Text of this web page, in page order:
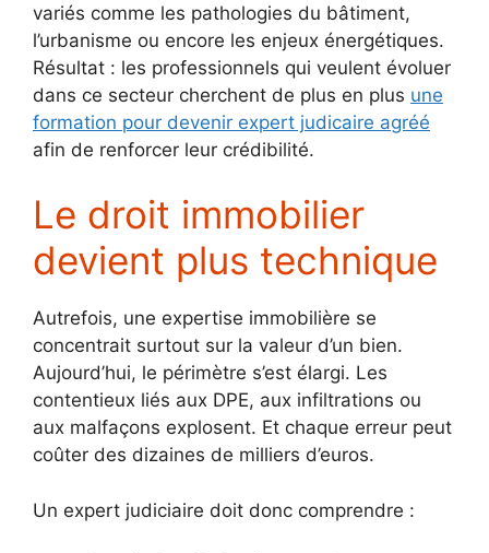
variés comme les pathologies du bâtiment,
l’urbanisme ou encore les enjeux énergétiques.
Résultat : les professionnels qui veulent évoluer
dans ce secteur cherchent de plus en plus une
formation pour devenir expert judicaire agréé
afin de renforcer leur crédibilité.
Le droit immobilier
devient plus technique
Autrefois, une expertise immobilière se
concentrait surtout sur la valeur d’un bien.
Aujourd’hui, le périmètre s’est élargi. Les
contentieux liés aux DPE, aux infiltrations ou
aux malfaçons explosent. Et chaque erreur peut
coûter des dizaines de milliers d’euros.
Un expert judiciaire doit donc comprendre :